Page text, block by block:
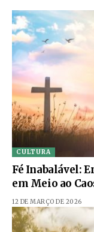
CULTURA
Fé Inabalável:
em Meio ao
12 DE MARÇO DE 2026